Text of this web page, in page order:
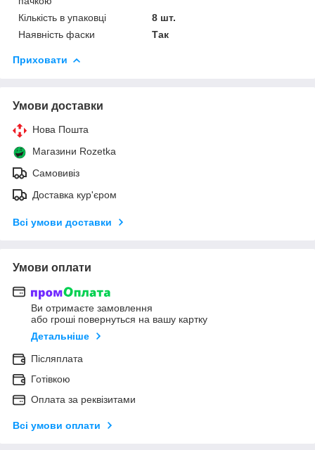
Кількість в упаковці
8 шт.
Наявність фаски
Так
Приховати
Умови доставки
Нова Пошта
Магазини Rozetka
Самовивіз
Доставка кур'єром
Всі умови доставки
Умови оплати
Ви отримаєте замовлення
або гроші повернуться на вашу картку
Детальніше
Післяплата
Готівкою
Оплата за реквізитами
Всі умови оплати